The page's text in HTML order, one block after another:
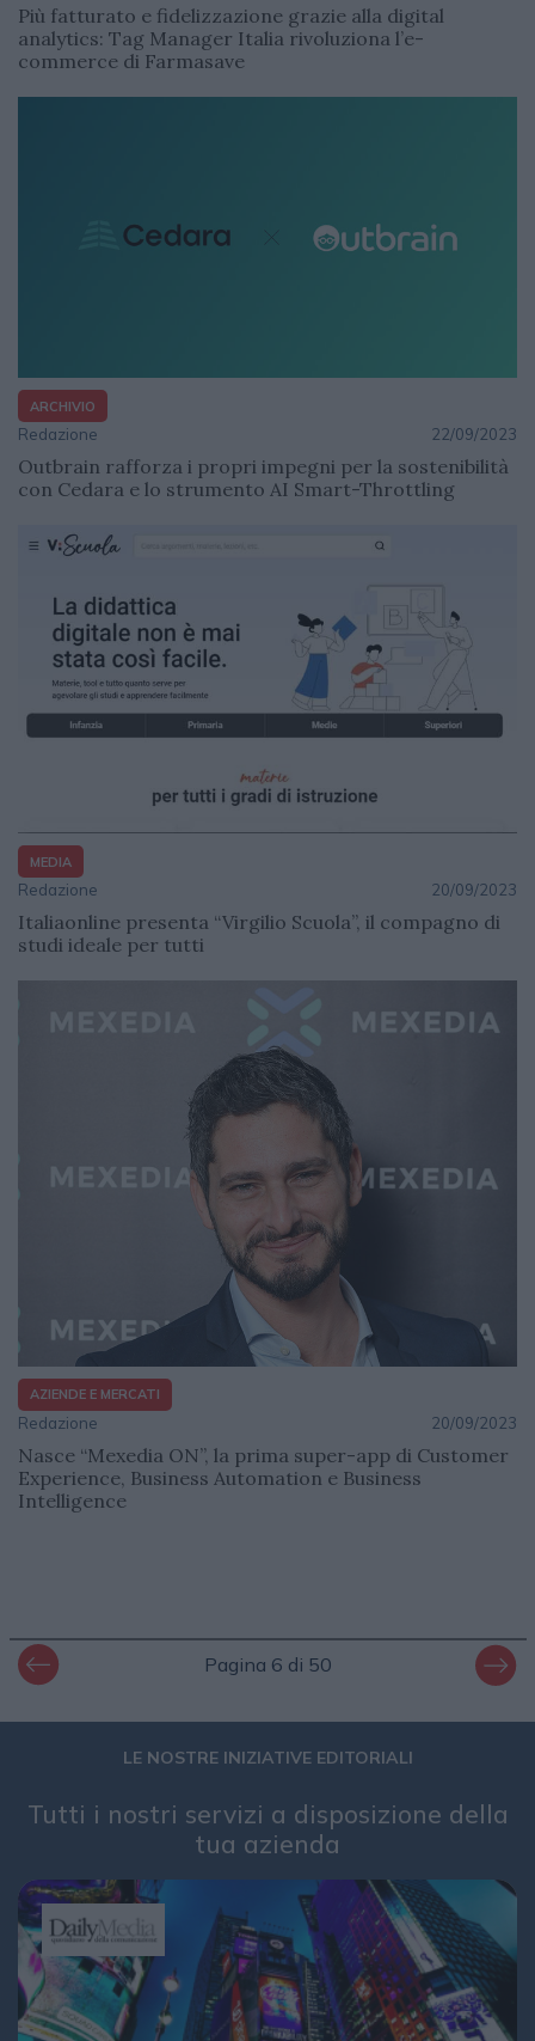
Più fatturato e fidelizzazione grazie alla digital
analytics: Tag Manager Italia rivoluziona l’e-
commerce di Farmasave
ARCHIVIO
Redazione 22/09/2023
Outbrain rafforza i propri impegni per la sostenibilità
con Cedara e lo strumento AI Smart-Throttling
MEDIA
Redazione 20/09/2023
Italiaonline presenta “Virgilio Scuola”, il compagno di
studi ideale per tutti
AZIENDE E MERCATI
Redazione 20/09/2023
Nasce “Mexedia ON”, la prima super-app di Customer
Experience, Business Automation e Business
Intelligence
Pagina 6 di 50
LE NOSTRE INIZIATIVE EDITORIALI
Tutti i nostri servizi a disposizione della
tua azienda